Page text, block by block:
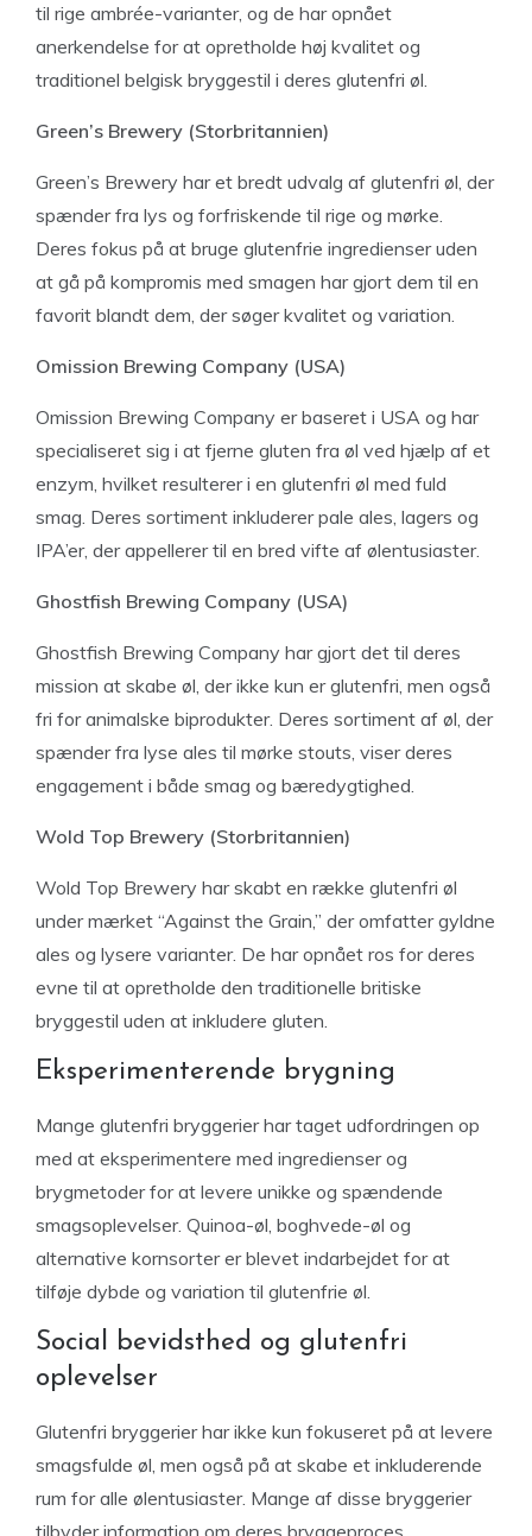
til rige ambrée-varianter, og de har opnået
anerkendelse for at opretholde høj kvalitet og
traditionel belgisk bryggestil i deres glutenfri øl.
Green’s Brewery (Storbritannien)
Green’s Brewery har et bredt udvalg af glutenfri øl, der
spænder fra lys og forfriskende til rige og mørke.
Deres fokus på at bruge glutenfrie ingredienser uden
at gå på kompromis med smagen har gjort dem til en
favorit blandt dem, der søger kvalitet og variation.
Omission Brewing Company (USA)
Omission Brewing Company er baseret i USA og har
specialiseret sig i at fjerne gluten fra øl ved hjælp af et
enzym, hvilket resulterer i en glutenfri øl med fuld
smag. Deres sortiment inkluderer pale ales, lagers og
IPA’er, der appellerer til en bred vifte af ølentusiaster.
Ghostfish Brewing Company (USA)
Ghostfish Brewing Company har gjort det til deres
mission at skabe øl, der ikke kun er glutenfri, men også
fri for animalske biprodukter. Deres sortiment af øl, der
spænder fra lyse ales til mørke stouts, viser deres
engagement i både smag og bæredygtighed.
Wold Top Brewery (Storbritannien)
Wold Top Brewery har skabt en række glutenfri øl
under mærket “Against the Grain,” der omfatter gyldne
ales og lysere varianter. De har opnået ros for deres
evne til at opretholde den traditionelle britiske
bryggestil uden at inkludere gluten.
Eksperimenterende brygning
Mange glutenfri bryggerier har taget udfordringen op
med at eksperimentere med ingredienser og
brygmetoder for at levere unikke og spændende
smagsoplevelser. Quinoa-øl, boghvede-øl og
alternative kornsorter er blevet indarbejdet for at
tilføje dybde og variation til glutenfrie øl.
Social bevidsthed og glutenfri
oplevelser
Glutenfri bryggerier har ikke kun fokuseret på at levere
smagsfulde øl, men også på at skabe et inkluderende
rum for alle ølentusiaster. Mange af disse bryggerier
tilbyder information om deres bryggeproces,